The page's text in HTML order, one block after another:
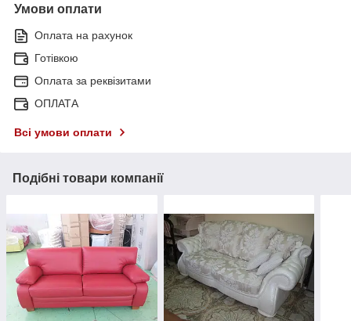
Умови оплати
Оплата на рахунок
Готівкою
Оплата за реквізитами
ОПЛАТА
Всі умови оплати
Подібні товари компанії